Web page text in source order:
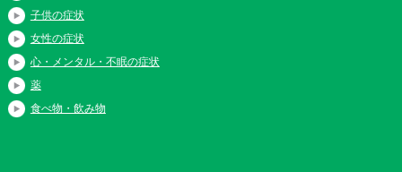
子供の症状
女性の症状
心・メンタル・不眠の症状
薬
食べ物・飲み物